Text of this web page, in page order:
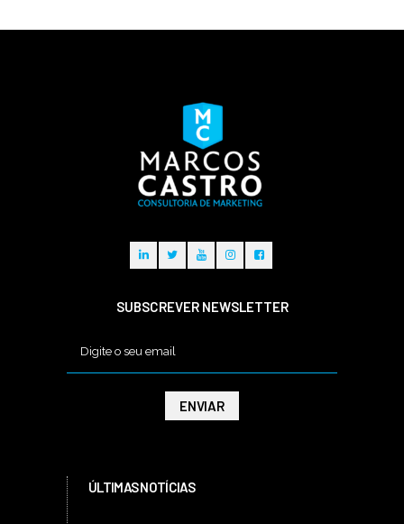
SUBSCREVER NEWSLETTER
ÚLTIMAS NOTÍCIAS